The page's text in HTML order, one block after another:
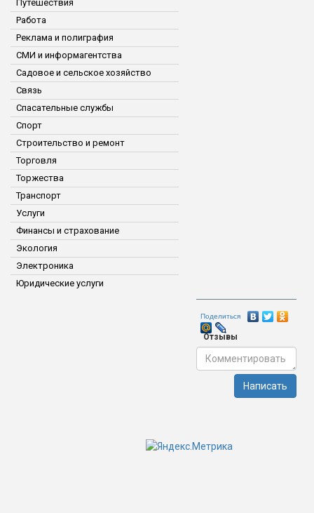
Путешествия
Работа
Реклама и полиграфия
СМИ и информагентства
Садовое и сельское хозяйство
Связь
Спасательные службы
Спорт
Строительство и ремонт
Торговля
Торжества
Транспорт
Услуги
Финансы и страхование
Экология
Электроника
Юридические услуги
Поделиться
Отзывы
Написать